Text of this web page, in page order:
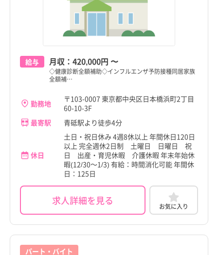
給与 月収： 420,000円 〜
◇健康診断全額補助◇インフルエンザ予防接種同居家族
全額補…
勤務地
〒103-0007 東京都中央区日本橋浜町2丁目
60-10-3F
最寄駅
青砥駅より徒歩4分
休日
土日・祝日休み 4週8休以上 年間休日120日
以上 完全週休2日制 土曜日 日曜日 祝
日 出産・育児休暇 介護休暇 年末年始休
暇(12/30～1/3) 有給：時間消化可能 年間休
日：125日
求人詳細を見る お気に入り
パート・バイト